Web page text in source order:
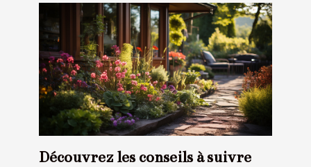
Découvrez les conseils à suivre